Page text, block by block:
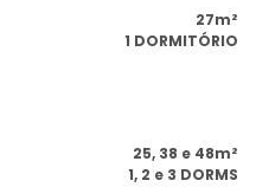
27m²
1 DORMITÓRIO
25, 38 e 48m²
1, 2 e 3 DORMS